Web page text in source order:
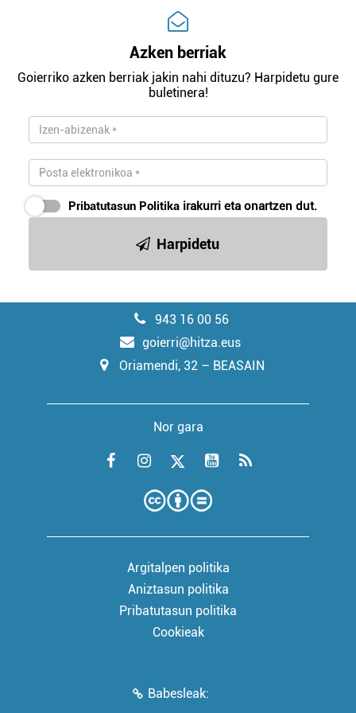
Azken berriak
Goierriko azken berriak jakin nahi dituzu? Harpidetu gure
buletinera!
Pribatutasun Politika irakurri eta onartzen dut.
Harpidetu
943 16 00 56
goierri@hitza.eus
Oriamendi, 32 – BEASAIN
Nor gara
Argitalpen politika
Aniztasun politika
Pribatutasun politika
Cookieak
Babesleak: